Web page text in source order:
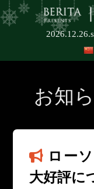
お知
ロー
大好評に